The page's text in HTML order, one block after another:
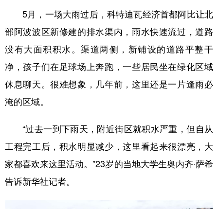
English Español Français عربى
Русский язык 日本語 한국어
Deutsch Português
5月，一场大雨过后，科特迪瓦经济首都阿比让北
部阿波波区新修建的排水渠内，雨水快速流过，道路
没有大面积积水。渠道两侧，新铺设的道路平整干
净，孩子们在足球场上奔跑，一些居民坐在绿化区域
休息聊天。很难想象，几年前，这里还是一片逢雨必
淹的区域。
“过去一到下雨天，附近街区就积水严重，但自从
工程完工后，积水明显减少，这里看起来很漂亮，大
家都喜欢来这里活动。”23岁的当地大学生奥内齐·萨希
告诉新华社记者。